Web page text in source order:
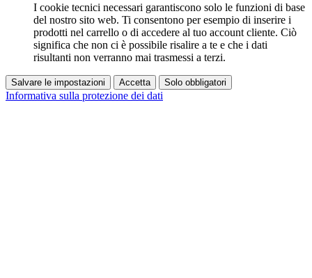
I cookie tecnici necessari garantiscono solo le funzioni di base
del nostro sito web. Ti consentono per esempio di inserire i
prodotti nel carrello o di accedere al tuo account cliente. Ciò
significa che non ci è possibile risalire a te e che i dati
risultanti non verranno mai trasmessi a terzi.
Salvare le impostazioni Accetta Solo obbligatori
Informativa sulla protezione dei dati